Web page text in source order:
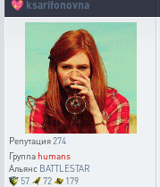
💖 ksarifonovna
Репутация274
Группаhumans
Альянс BATTLESTAR
57
72
179